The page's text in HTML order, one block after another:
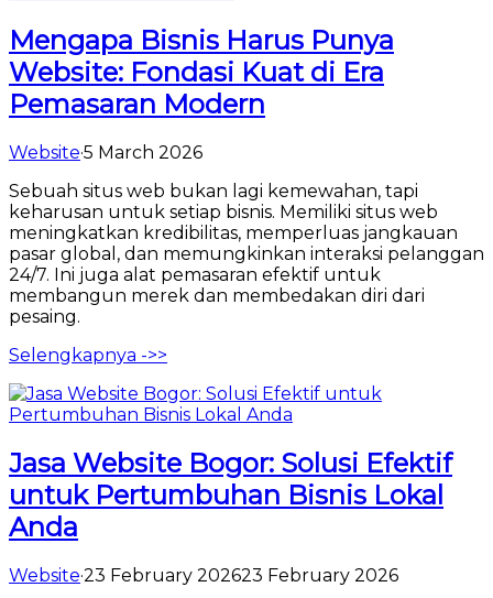
Mengapa Bisnis Harus Punya
Website: Fondasi Kuat di Era
Pemasaran Modern
Website·5 March 2026
Sebuah situs web bukan lagi kemewahan, tapi
keharusan untuk setiap bisnis. Memiliki situs web
meningkatkan kredibilitas, memperluas jangkauan
pasar global, dan memungkinkan interaksi pelanggan
24/7. Ini juga alat pemasaran efektif untuk
membangun merek dan membedakan diri dari
pesaing.
Selengkapnya ->>
Jasa Website Bogor: Solusi Efektif
untuk Pertumbuhan Bisnis Lokal
Anda
Website·23 February 202623 February 2026